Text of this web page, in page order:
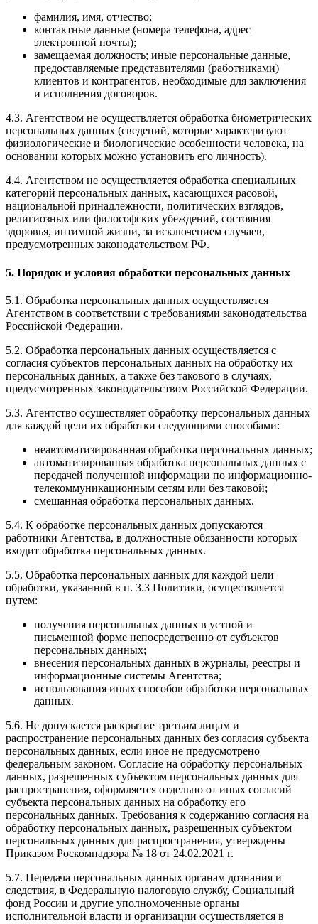
фамилия, имя, отчество;
контактные данные (номера телефона, адрес
электронной почты);
замещаемая должность; иные персональные данные,
предоставляемые представителями (работниками)
клиентов и контрагентов, необходимые для заключения
и исполнения договоров.
4.3. Агентством не осуществляется обработка биометрических
персональных данных (сведений, которые характеризуют
физиологические и биологические особенности человека, на
основании которых можно установить его личность).
4.4. Агентством не осуществляется обработка специальных
категорий персональных данных, касающихся расовой,
национальной принадлежности, политических взглядов,
религиозных или философских убеждений, состояния
здоровья, интимной жизни, за исключением случаев,
предусмотренных законодательством РФ.
5. Порядок и условия обработки персональных данных
5.1. Обработка персональных данных осуществляется
Агентством в соответствии с требованиями законодательства
Российской Федерации.
5.2. Обработка персональных данных осуществляется с
согласия субъектов персональных данных на обработку их
персональных данных, а также без такового в случаях,
предусмотренных законодательством Российской Федерации.
5.3. Агентство осуществляет обработку персональных данных
для каждой цели их обработки следующими способами:
неавтоматизированная обработка персональных данных;
автоматизированная обработка персональных данных с
передачей полученной информации по информационно-
телекоммуникационным сетям или без таковой;
смешанная обработка персональных данных.
5.4. К обработке персональных данных допускаются
работники Агентства, в должностные обязанности которых
входит обработка персональных данных.
5.5. Обработка персональных данных для каждой цели
обработки, указанной в п. 3.3 Политики, осуществляется
путем:
получения персональных данных в устной и
письменной форме непосредственно от субъектов
персональных данных;
внесения персональных данных в журналы, реестры и
информационные системы Агентства;
использования иных способов обработки персональных
данных.
5.6. Не допускается раскрытие третьим лицам и
распространение персональных данных без согласия субъекта
персональных данных, если иное не предусмотрено
федеральным законом. Согласие на обработку персональных
данных, разрешенных субъектом персональных данных для
распространения, оформляется отдельно от иных согласий
субъекта персональных данных на обработку его
персональных данных. Требования к содержанию согласия на
обработку персональных данных, разрешенных субъектом
персональных данных для распространения, утверждены
Приказом Роскомнадзора № 18 от 24.02.2021 г.
5.7. Передача персональных данных органам дознания и
следствия, в Федеральную налоговую службу, Социальный
фонд России и другие уполномоченные органы
исполнительной власти и организации осуществляется в